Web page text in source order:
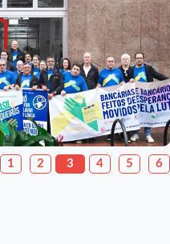
1 2 3 4 5 6